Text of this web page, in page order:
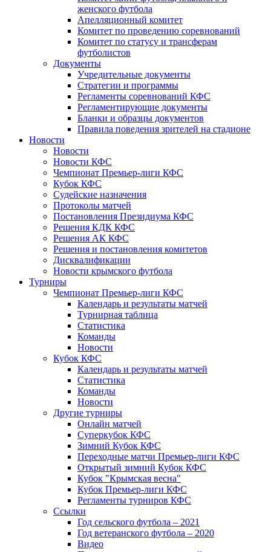
женского футбола
Апелляционный комитет
Комитет по проведению соревнований
Комитет по статусу и трансферам
футболистов
Документы
Учредительные документы
Стратегии и программы
Регламенты соревнований КФС
Регламентирующие документы
Бланки и образцы документов
Правила поведения зрителей на стадионе
Новости
Новости
Новости КФС
Чемпионат Премьер-лиги КФС
Кубок КФС
Судейские назначения
Протоколы матчей
Постановления Президиума КФС
Решения КДК КФС
Решения АК КФС
Решения и постановления комитетов
Дисквалификации
Новости крымского футбола
Турниры
Чемпионат Премьер-лиги КФС
Календарь и результаты матчей
Турнирная таблица
Статистика
Команды
Новости
Кубок КФС
Календарь и результаты матчей
Статистика
Команды
Новости
Другие турниры
Онлайн матчей
Суперкубок КФС
Зимний Кубок КФС
Переходные матчи Премьер-лиги КФС
Открытый зимний Кубок КФС
Кубок "Крымская весна"
Кубок Премьер-лиги КФС
Регламенты турниров КФС
Ссылки
Год сельского футбола – 2021
Год ветеранского футбола – 2020
Видео